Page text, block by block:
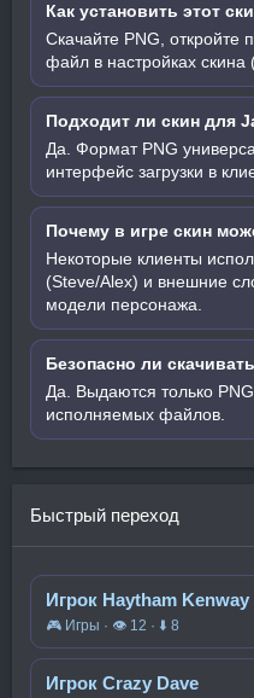
Как установить этот
Скачайте PNG, откройте
файл в настройках скина
Подходит ли скин для
Да. Формат PNG
интерфейс загрузки в
Почему в игре скин
Некоторые клиенты
(Steve/Alex) и внешние
модели персонажа.
Безопасно ли
Да. Выдаются только
исполняемых файлов.
Быстрый переход
Игрок Haytham Kenway
🎮 Игры · 👁 12 · ⬇ 8
Игрок Crazy Dave